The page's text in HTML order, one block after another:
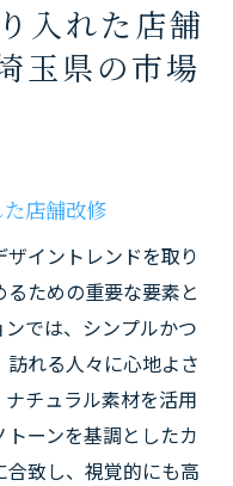
入れた店舗
玉県の市場
店舗改修
イントレンドを取り
ための重要な要素と
では、シンプルかつ
れる人々に心地よさ
チュラル素材を活用
ーンを基調としたカ
致し、視覚的にも高